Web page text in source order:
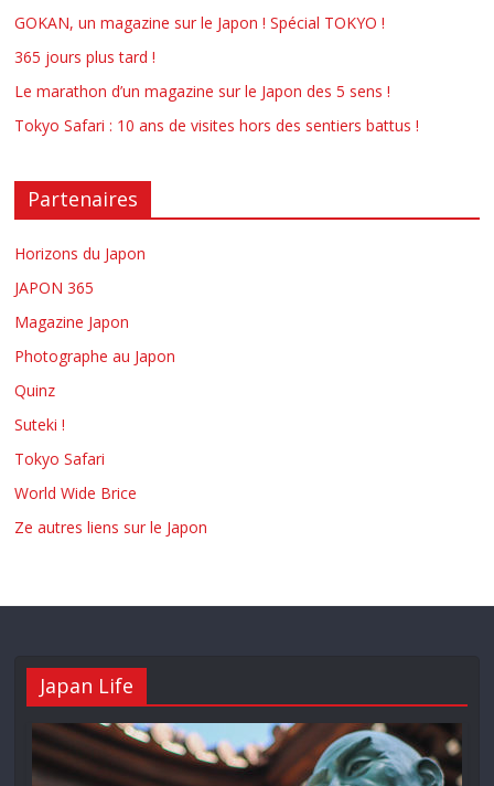
GOKAN, un magazine sur le Japon ! Spécial TOKYO !
365 jours plus tard !
Le marathon d’un magazine sur le Japon des 5 sens !
Tokyo Safari : 10 ans de visites hors des sentiers battus !
Partenaires
Horizons du Japon
JAPON 365
Magazine Japon
Photographe au Japon
Quinz
Suteki !
Tokyo Safari
World Wide Brice
Ze autres liens sur le Japon
Japan Life